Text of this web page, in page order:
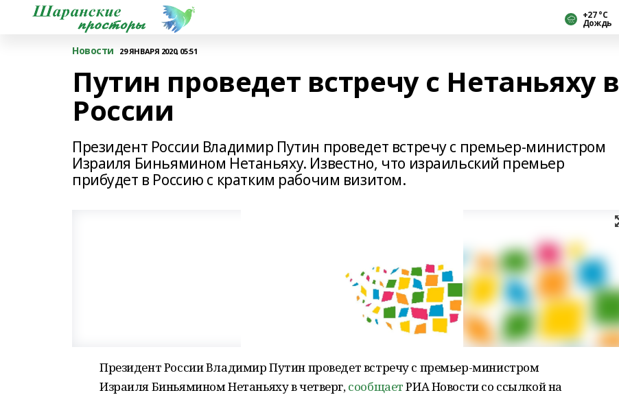
+27 °С
Дождь
Новости 29 ЯНВАРЯ 2020, 05:51
Путин проведет встречу с Нетаньяху в
России
Президент России Владимир Путин проведет встречу с премьер-министром
Израиля Биньямином Нетаньяху. Известно, что израильский премьер
прибудет в Россию с кратким рабочим визитом.
Президент России Владимир Путин проведет встречу с премьер-министром
Израиля Биньямином Нетаньяху в четверг,сообщаетРИА Новости со ссылкой на